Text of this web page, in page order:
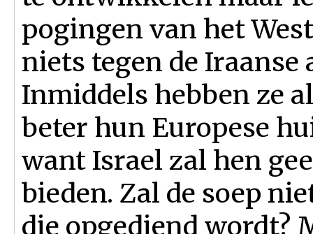
pogingen van het
niets tegen de Iraanse
Inmiddels hebben ze
beter hun Europese
want Israel zal hen
bieden. Zal de soep
die opgediend wordt?